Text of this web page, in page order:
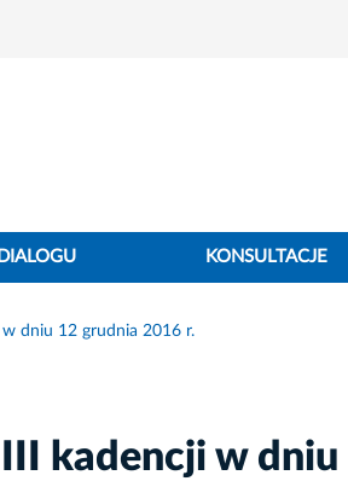
KONSULTACJE
w dniu 12 grudnia 2016 r.
III kadencji w